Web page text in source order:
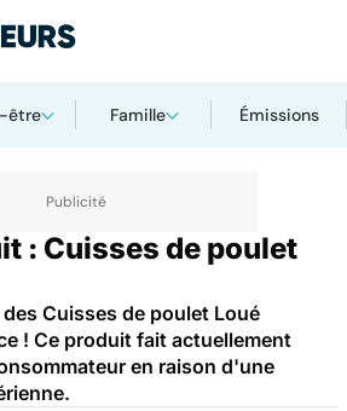
être Famille Émissions
: Cuisses de poulet
Cuisses de poulet Loué
! Ce produit fait actuellement
en raison d'une